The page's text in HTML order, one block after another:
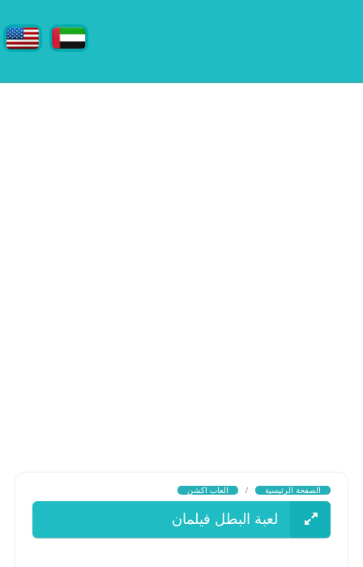
الصفحة الرئيسية / العاب اكشن
لعبة البطل فيلمان